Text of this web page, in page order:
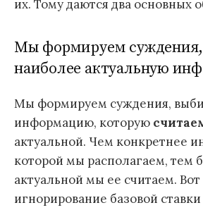
их. Тому даются два основных
Мы формируем
наиболее актуальную
Мы формируем суждения,
информацию, которую
актуальной. Чем конкретнее
которой мы располагаем, тем
актуальной мы ее считаем.
игнорирование базовой